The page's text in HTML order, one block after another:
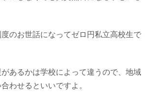
度のお世話になってゼロ円私立高校生で
あるかは学校によって違うので、地域
わせるといいですよ。